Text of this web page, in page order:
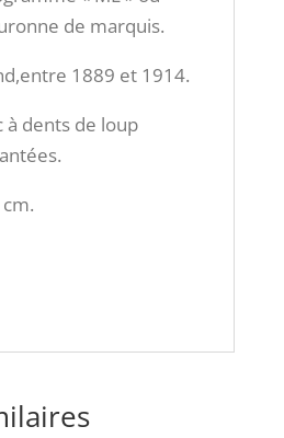
de marquis.
1889 et 1914.
à dents de loup